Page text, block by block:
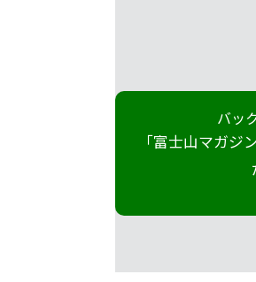
バッ
「富士山マガジ